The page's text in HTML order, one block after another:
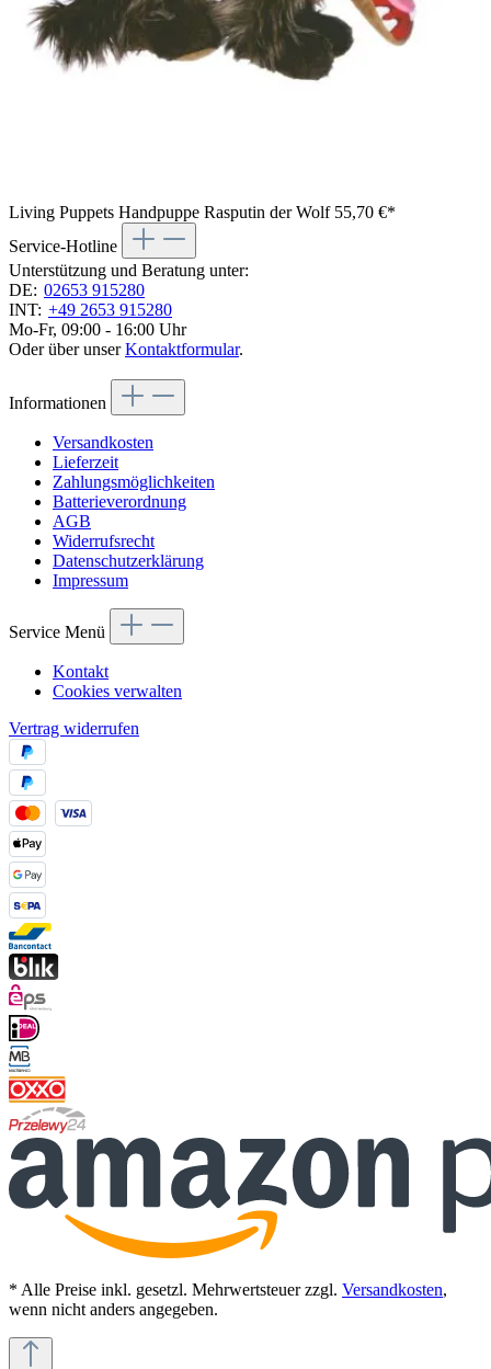
Living Puppets Handpuppe Rasputin der Wolf 55,70 €*
Service-Hotline
Unterstützung und Beratung unter:
DE: 02653 915280
INT: +49 2653 915280
Mo-Fr, 09:00 - 16:00 Uhr
Oder über unserKontaktformular.
Informationen
Versandkosten
Lieferzeit
Zahlungsmöglichkeiten
Batterieverordnung
AGB
Widerrufsrecht
Datenschutzerklärung
Impressum
Service Menü
Kontakt
Cookies verwalten
Vertrag widerrufen
* Alle Preise inkl. gesetzl. Mehrwertsteuer zzgl. Versandkosten,
wenn nicht anders angegeben.